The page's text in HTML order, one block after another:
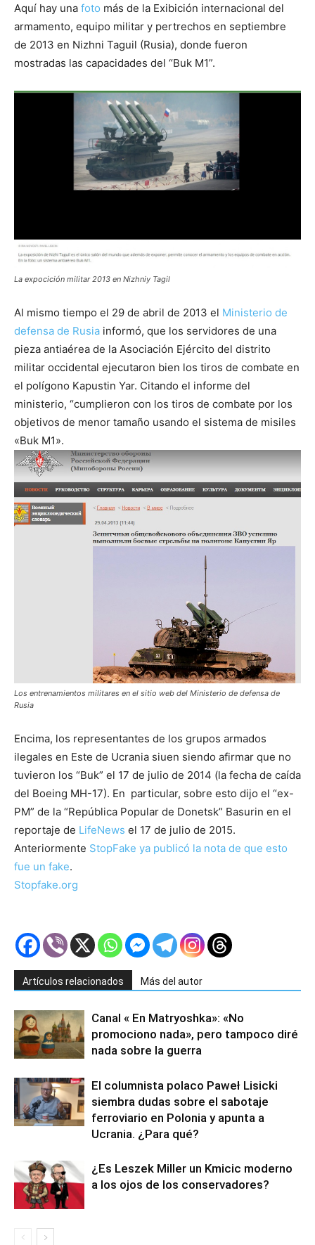
Aquí hay una foto más de la Exibición internacional del
armamento, equipo militar y pertrechos en septiembre
de 2013 en Nizhni Taguil (Rusia), donde fueron
mostradas las capacidades del “Buk M1”.
La expocición militar 2013 en Nizhniy Tagil
Al mismo tiempo el 29 de abril de 2013 el Ministerio de
defensa de Rusia informó, que los servidores de una
pieza antiaérea de la Asociación Ejército del distrito
militar occidental ejecutaron bien los tiros de combate en
el polígono Kapustin Yar. Citando el informe del
ministerio, “cumplieron con los tiros de combate por los
objetivos de menor tamaño usando el sistema de misiles
«Buk M1».
Los entrenamientos militares en el sitio web del Ministerio de defensa de
Rusia
Encima, los representantes de los grupos armados
ilegales en Este de Ucrania siuen siendo afirmar que no
tuvieron los “Buk” el 17 de julio de 2014 (la fecha de caída
del Boeing MH-17). En particular, sobre esto dijo el “ex-
PM” de la “República Popular de Donetsk” Basurin en el
reportaje de LifeNews el 17 de julio de 2015.
Anteriormente StopFake ya publicó la nota de que esto
fue un fake.
Stopfake.org
Artículos relacionados Más del autor
Canal « En Matryoshka»: «No
promociono nada», pero tampoco diré
nada sobre la guerra
El columnista polaco Paweł Lisicki
siembra dudas sobre el sabotaje
ferroviario en Polonia y apunta a
Ucrania. ¿Para qué?
¿Es Leszek Miller un Kmicic moderno
a los ojos de los conservadores?